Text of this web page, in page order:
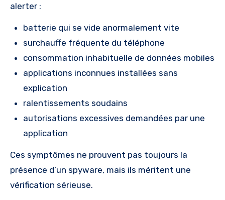
alerter :
batterie qui se vide anormalement vite
surchauffe fréquente du téléphone
consommation inhabituelle de données mobiles
applications inconnues installées sans
explication
ralentissements soudains
autorisations excessives demandées par une
application
Ces symptômes ne prouvent pas toujours la
présence d’un spyware, mais ils méritent une
vérification sérieuse.